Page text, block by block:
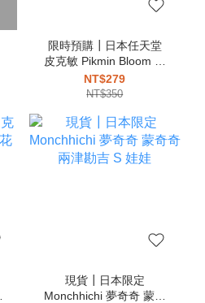
限時預購┃日本任天堂
皮克敏 Pikmin Bloom 皮
皮 吊飾
NT$279
NT$350
現貨┃日本限定
Monchhichi 夢奇奇 蒙奇